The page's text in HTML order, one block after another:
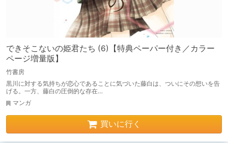
できそこないの姫君たち (6)【特典ペーパー付き／カラー
ページ増量版】
竹書房
黒川に対する気持ちが恋心であることに気づいた藤白は、ついにその想いを告
げる。一方、藤白の圧倒的な存在…
マンガ
買いに行く